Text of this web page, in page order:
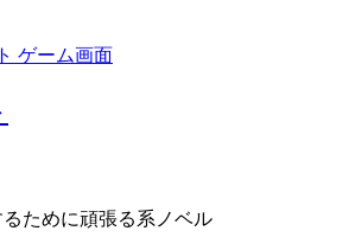
ために頑張る系ノベル